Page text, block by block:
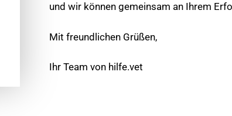
und wir können gemeinsam an Ihrem
Mit freundlichen Grüßen,
Ihr Team von hilfe.vet